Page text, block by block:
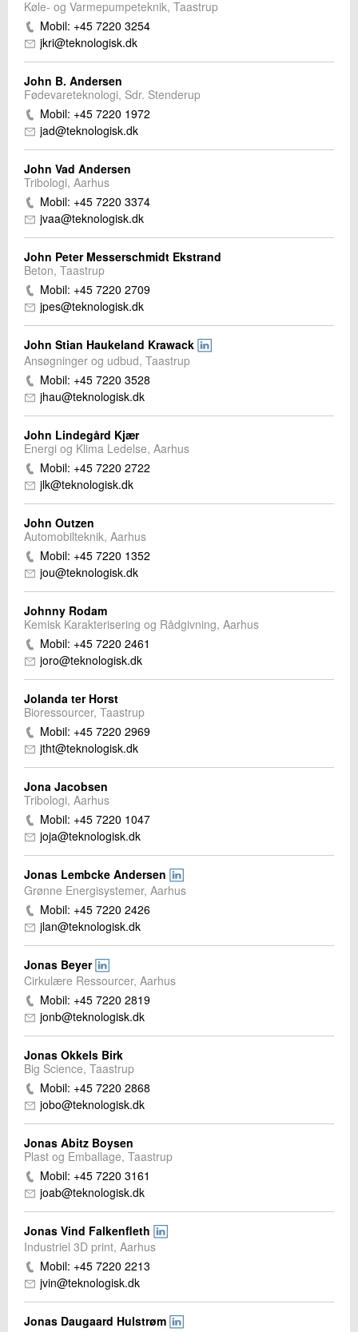
Køle- og Varmepumpeteknik, Taastrup
Mobil: +45 7220 3254
jkri@teknologisk.dk
John B. Andersen
Fødevareteknologi, Sdr. Stenderup
Mobil: +45 7220 1972
jad@teknologisk.dk
John Vad Andersen
Tribologi, Aarhus
Mobil: +45 7220 3374
jvaa@teknologisk.dk
John Peter Messerschmidt Ekstrand
Beton, Taastrup
Mobil: +45 7220 2709
jpes@teknologisk.dk
John Stian Haukeland Krawack
Ansøgninger og udbud, Taastrup
Mobil: +45 7220 3528
jhau@teknologisk.dk
John Lindegård Kjær
Energi og Klima Ledelse, Aarhus
Mobil: +45 7220 2722
jlk@teknologisk.dk
John Outzen
Automobilteknik, Aarhus
Mobil: +45 7220 1352
jou@teknologisk.dk
Johnny Rodam
Kemisk Karakterisering og Rådgivning, Aarhus
Mobil: +45 7220 2461
joro@teknologisk.dk
Jolanda ter Horst
Bioressourcer, Taastrup
Mobil: +45 7220 2969
jtht@teknologisk.dk
Jona Jacobsen
Tribologi, Aarhus
Mobil: +45 7220 1047
joja@teknologisk.dk
Jonas Lembcke Andersen
Grønne Energisystemer, Aarhus
Mobil: +45 7220 2426
jlan@teknologisk.dk
Jonas Beyer
Cirkulære Ressourcer, Aarhus
Mobil: +45 7220 2819
jonb@teknologisk.dk
Jonas Okkels Birk
Big Science, Taastrup
Mobil: +45 7220 2868
jobo@teknologisk.dk
Jonas Abitz Boysen
Plast og Emballage, Taastrup
Mobil: +45 7220 3161
joab@teknologisk.dk
Jonas Vind Falkenfleth
Industriel 3D print, Aarhus
Mobil: +45 7220 2213
jvin@teknologisk.dk
Jonas Daugaard Hulstrøm